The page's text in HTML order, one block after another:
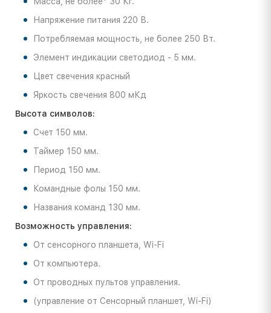
Напряжение питания 220 В.
Потребляемая мощность, не более 250 Вт.
Элемент индикации светодиод - 5 мм.
Цвет свечения красный
Яркость свечения 800 мКд
Высота символов:
Счет 150 мм.
Таймер 150 мм.
Период 150 мм.
Командные фолы 150 мм.
Названия команд 130 мм.
Возможность управления:
От сенсорного планшета, Wi-Fi
От компьютера.
От проводных пультов управления.
(управление от Cенсорный планшет, Wi-Fi)